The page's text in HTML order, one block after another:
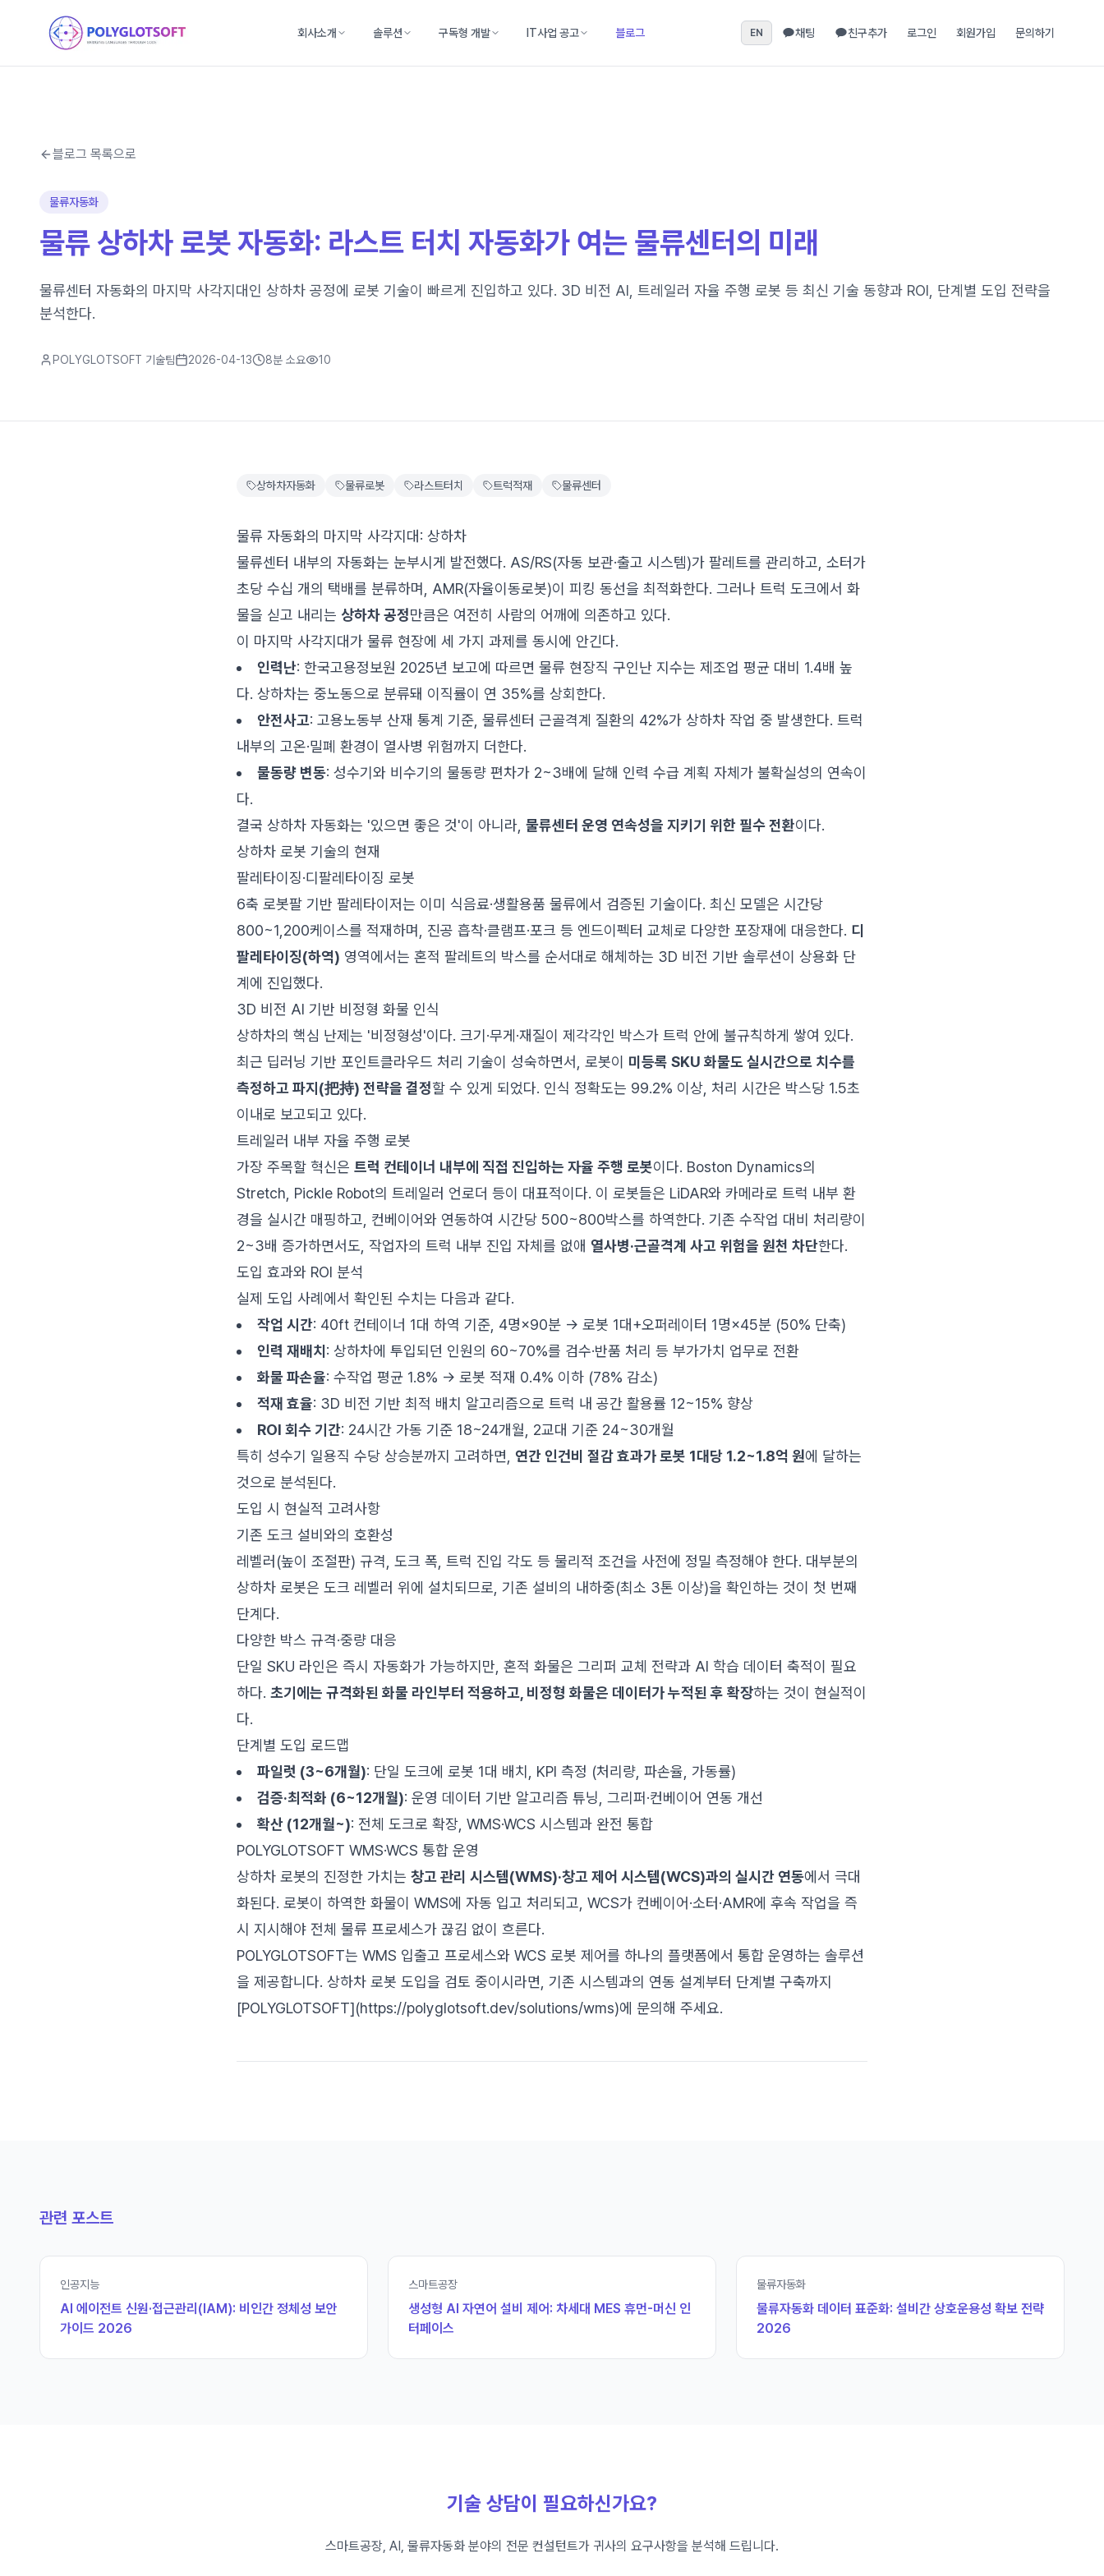
회사소개 솔루션 구독형 개발 IT사업 공고 블로그 EN 채팅 친구추가 로그인 회원가입 문의하기
블로그 목록으로
물류자동화
물류 상하차 로봇 자동화: 라스트 터치 자동화가 여는 물류센터의 미래
물류센터 자동화의 마지막 사각지대인 상하차 공정에 로봇 기술이 빠르게 진입하고 있다. 3D 비전 AI, 트레일러 자율 주행 로봇 등 최신 기술 동향과 ROI, 단계별 도입 전략을
분석한다.
POLYGLOTSOFT 기술팀 2026-04-13 8분 소요 10
상하차자동화 물류로봇 라스트터치 트럭적재 물류센터
물류 자동화의 마지막 사각지대: 상하차
물류센터 내부의 자동화는 눈부시게 발전했다. AS/RS(자동 보관·출고 시스템)가 팔레트를 관리하고, 소터가
초당 수십 개의 택배를 분류하며, AMR(자율이동로봇)이 피킹 동선을 최적화한다. 그러나 트럭 도크에서 화
물을 싣고 내리는 상하차 공정만큼은 여전히 사람의 어깨에 의존하고 있다.
이 마지막 사각지대가 물류 현장에 세 가지 과제를 동시에 안긴다.
인력난: 한국고용정보원 2025년 보고에 따르면 물류 현장직 구인난 지수는 제조업 평균 대비 1.4배 높
다. 상하차는 중노동으로 분류돼 이직률이 연 35%를 상회한다.
안전사고: 고용노동부 산재 통계 기준, 물류센터 근골격계 질환의 42%가 상하차 작업 중 발생한다. 트럭
내부의 고온·밀폐 환경이 열사병 위험까지 더한다.
물동량 변동: 성수기와 비수기의 물동량 편차가 2~3배에 달해 인력 수급 계획 자체가 불확실성의 연속이
다.
결국 상하차 자동화는 '있으면 좋은 것'이 아니라, 물류센터 운영 연속성을 지키기 위한 필수 전환이다.
상하차 로봇 기술의 현재
팔레타이징·디팔레타이징 로봇
6축 로봇팔 기반 팔레타이저는 이미 식음료·생활용품 물류에서 검증된 기술이다. 최신 모델은 시간당
800~1,200케이스를 적재하며, 진공 흡착·클램프·포크 등 엔드이펙터 교체로 다양한 포장재에 대응한다. 디
팔레타이징(하역) 영역에서는 혼적 팔레트의 박스를 순서대로 해체하는 3D 비전 기반 솔루션이 상용화 단
계에 진입했다.
3D 비전 AI 기반 비정형 화물 인식
상하차의 핵심 난제는 '비정형성'이다. 크기·무게·재질이 제각각인 박스가 트럭 안에 불규칙하게 쌓여 있다.
최근 딥러닝 기반 포인트클라우드 처리 기술이 성숙하면서, 로봇이 미등록 SKU 화물도 실시간으로 치수를
측정하고 파지(把持) 전략을 결정할 수 있게 되었다. 인식 정확도는 99.2% 이상, 처리 시간은 박스당 1.5초
이내로 보고되고 있다.
트레일러 내부 자율 주행 로봇
가장 주목할 혁신은 트럭 컨테이너 내부에 직접 진입하는 자율 주행 로봇이다. Boston Dynamics의
Stretch, Pickle Robot의 트레일러 언로더 등이 대표적이다. 이 로봇들은 LiDAR와 카메라로 트럭 내부 환
경을 실시간 매핑하고, 컨베이어와 연동하여 시간당 500~800박스를 하역한다. 기존 수작업 대비 처리량이
2~3배 증가하면서도, 작업자의 트럭 내부 진입 자체를 없애 열사병·근골격계 사고 위험을 원천 차단한다.
도입 효과와 ROI 분석
실제 도입 사례에서 확인된 수치는 다음과 같다.
작업 시간: 40ft 컨테이너 1대 하역 기준, 4명×90분 → 로봇 1대+오퍼레이터 1명×45분 (50% 단축)
인력 재배치 : 상하차에 투입되던 인원의 60~70%를 검수·반품 처리 등 부가가치 업무로 전환
화물 파손율: 수작업 평균 1.8% → 로봇 적재 0.4% 이하 (78% 감소)
적재 효율: 3D 비전 기반 최적 배치 알고리즘으로 트럭 내 공간 활용률 12~15% 향상
ROI 회수 기간: 24시간 가동 기준 18~24개월, 2교대 기준 24~30개월
특히 성수기 일용직 수당 상승분까지 고려하면, 연간 인건비 절감 효과가 로봇 1대당 1.2~1.8억 원에 달하는
것으로 분석된다.
도입 시 현실적 고려사항
기존 도크 설비와의 호환성
레벨러(높이 조절판) 규격, 도크 폭, 트럭 진입 각도 등 물리적 조건을 사전에 정밀 측정해야 한다. 대부분의
상하차 로봇은 도크 레벨러 위에 설치되므로, 기존 설비의 내하중(최소 3톤 이상)을 확인하는 것이 첫 번째
단계다.
다양한 박스 규격·중량 대응
단일 SKU 라인은 즉시 자동화가 가능하지만, 혼적 화물은 그리퍼 교체 전략과 AI 학습 데이터 축적이 필요
하다. 초기에는 규격화된 화물 라인부터 적용하고, 비정형 화물은 데이터가 누적된 후 확장하는 것이 현실적이
다.
단계별 도입 로드맵
파일럿 (3~6개월): 단일 도크에 로봇 1대 배치, KPI 측정 (처리량, 파손율, 가동률)
검증·최적화 (6~12개월): 운영 데이터 기반 알고리즘 튜닝, 그리퍼·컨베이어 연동 개선
확산 (12개월~): 전체 도크로 확장, WMS·WCS 시스템과 완전 통합
POLYGLOTSOFT WMS·WCS 통합 운영
상하차 로봇의 진정한 가치는 창고 관리 시스템(WMS)·창고 제어 시스템(WCS)과의 실시간 연동에서 극대
화된다. 로봇이 하역한 화물이 WMS에 자동 입고 처리되고, WCS가 컨베이어·소터·AMR에 후속 작업을 즉
시 지시해야 전체 물류 프로세스가 끊김 없이 흐른다.
POLYGLOTSOFT는 WMS 입출고 프로세스와 WCS 로봇 제어를 하나의 플랫폼에서 통합 운영하는 솔루션
을 제공합니다. 상하차 로봇 도입을 검토 중이시라면, 기존 시스템과의 연동 설계부터 단계별 구축까지
[POLYGLOTSOFT](https://polyglotsoft.dev/solutions/wms)에 문의해 주세요.
관련 포스트
인공지능
AI 에이전트 신원·접근관리(IAM): 비인간 정체성 보안
가이드 2026
스마트공장
생성형 AI 자연어 설비 제어: 차세대 MES 휴먼-머신 인
터페이스
물류자동화
물류자동화 데이터 표준화: 설비간 상호운용성 확보 전략
2026
기술 상담이 필요하신가요?
스마트공장, AI, 물류자동화 분야의 전문 컨설턴트가 귀사의 요구사항을 분석해 드립니다.